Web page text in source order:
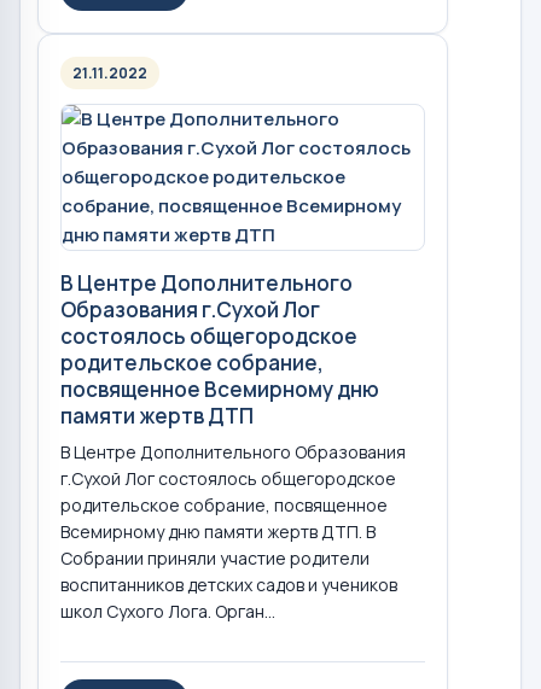
21.11.2022
В Центре Дополнительного
Образования г.Сухой Лог
состоялось общегородское
родительское собрание,
посвященное Всемирному дню
памяти жертв ДТП
В Центре Дополнительного Образования
г.Сухой Лог состоялось общегородское
родительское собрание, посвященное
Всемирному дню памяти жертв ДТП. В
Собрании приняли участие родители
воспитанников детских садов и учеников
школ Сухого Лога. Орган...